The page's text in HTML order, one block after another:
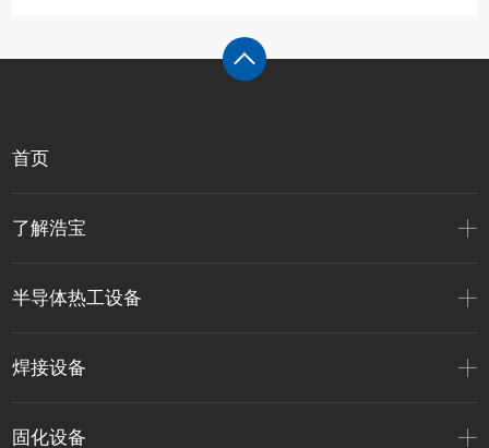
首页
了解浩宝
半导体热工设备
焊接设备
固化设备